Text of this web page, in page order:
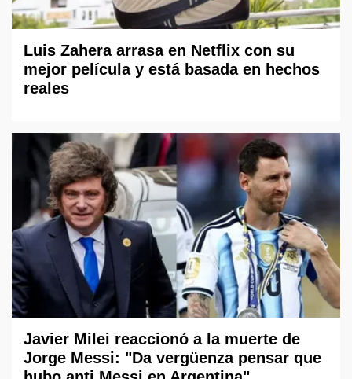
Luis Zahera arrasa en Netflix con su
mejor película y está basada en hechos
reales
Javier Milei reaccionó a la muerte de
Jorge Messi: "Da vergüenza pensar que